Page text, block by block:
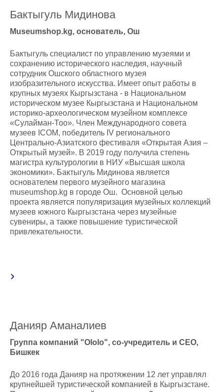
Бактыгуль Мидинова
Museumshop.kg, основатель, Ош
Бактыгуль специалист по управлению музеями и
сохранению исторического наследия, научный
сотрудник Ошского областного музея
изобразительного искусства. Имеет опыт работы в
крупных музеях Кыргызстана - в Национальном
историческом музее Кыргызстана и Национальном
историко-археологическом музейном комплексе
«Сулайман-Тоо». Член Международного совета
музеев ICOM, победитель IV регионального
Центрально-Азиатского фестиваля «Открытая Азия –
Открытый музей». В 2019 году получила степень
магистра культурологии в НИУ «Высшая школа
экономики». Бактыгуль Мидинова является
основателем первого музейного магазина
museumshop.kg в городе Ош. Основной целью
проекта является популяризация музейных коллекций
музеев южного Кыргызстана через музейные
сувениры, а также повышение туристической
привлекательности.
Данияр Аманалиев
Группа компаний "Оlolo", со-учредитель и CEO,
Бишкек
До 2016 года Данияр на протяжении 12 лет управлял
крупнейшей туристической компанией в Кыргызстане.